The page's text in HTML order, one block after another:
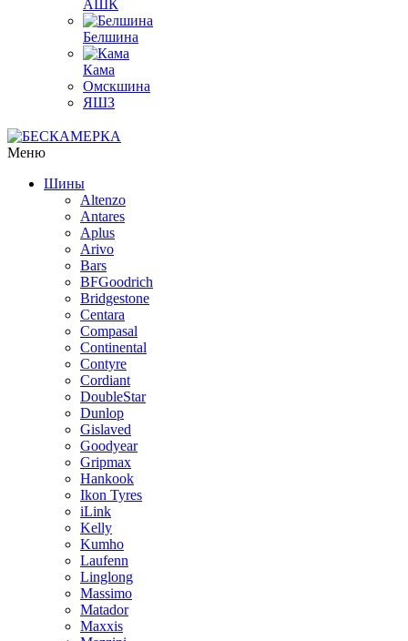
АШК
Белшина
Кама
Омскшина
ЯШЗ
Меню
Шины
Altenzo
Antares
Aplus
Arivo
Bars
BFGoodrich
Bridgestone
Centara
Compasal
Continental
Contyre
Cordiant
DoubleStar
Dunlop
Gislaved
Goodyear
Gripmax
Hankook
Ikon Tyres
iLink
Kelly
Kumho
Laufenn
Linglong
Massimo
Matador
Maxxis